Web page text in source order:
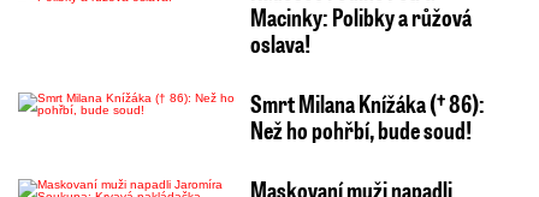
Macinky: Polibky a růžová
oslava!
Smrt Milana Knížáka († 86):
Než ho pohřbí, bude soud!
Maskovaní muži napadli